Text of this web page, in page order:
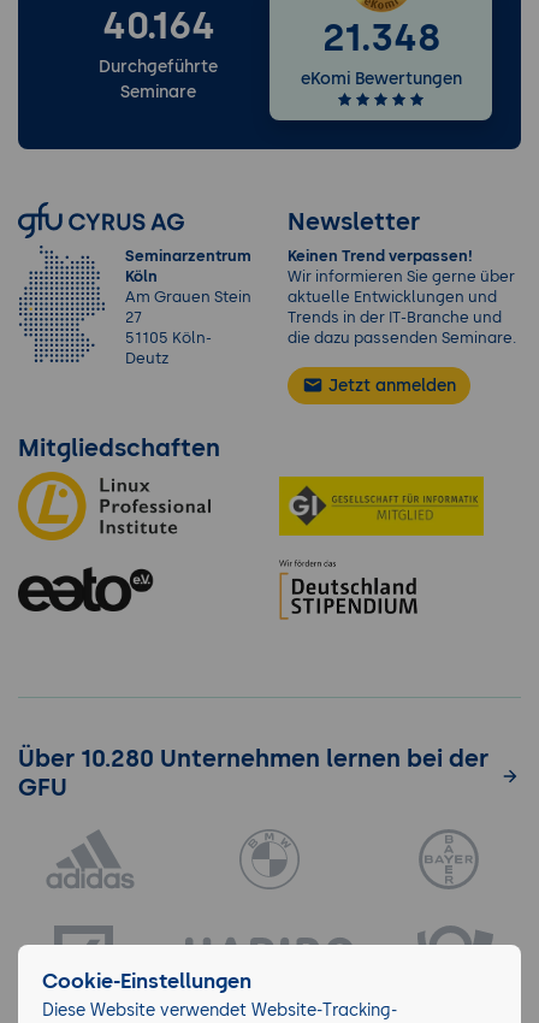
40.164
Durchgeführte
Seminare
21.348
eKomi Bewertungen
Seminarzentrum
Köln
Am Grauen Stein
27
51105 Köln-
Deutz
Newsletter
Keinen Trend verpassen!
Wir informieren Sie gerne über
aktuelle Entwicklungen und
Trends in der IT-Branche und
die dazu passenden Seminare.
Jetzt anmelden
Mitgliedschaften
Über 10.280 Unternehmen lernen bei der
GFU
Cookie-Einstellungen
Diese Website verwendet Website-Tracking-